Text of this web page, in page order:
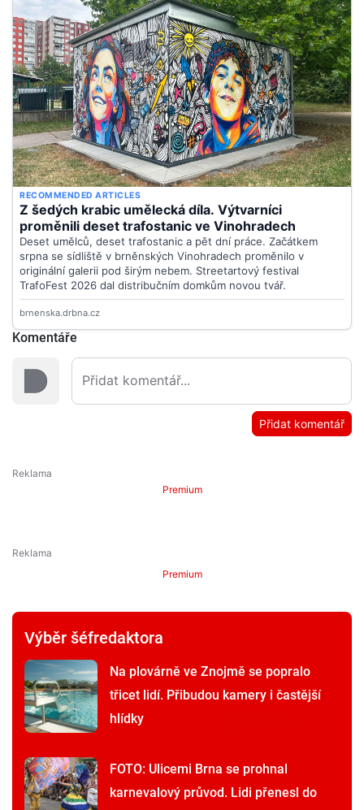
Komentáře
Přidat komentář
Premium
Premium
Výběr šéfredaktora
Na plovárně ve Znojmě se popralo
třicet lidí. Přibudou kamery i častější
hlídky
FOTO: Ulicemi Brna se prohnal
karnevalový průvod. Lidi přenesl do